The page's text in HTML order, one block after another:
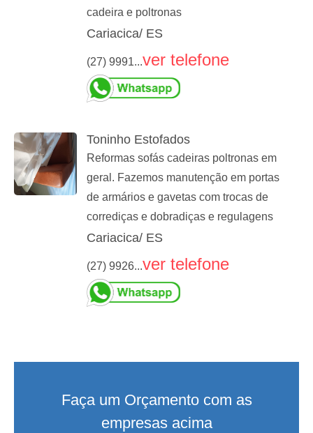
cadeira e poltronas
Cariacica/ ES
(27) 9991...ver telefone
Toninho Estofados
Reformas sofás cadeiras poltronas em
geral. Fazemos manutenção em portas
de armários e gavetas com trocas de
corrediças e dobradiças e regulagens
Cariacica/ ES
(27) 9926...ver telefone
Faça um Orçamento com as
empresas acima